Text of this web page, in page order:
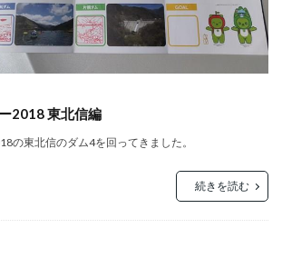
2018 東北信編
の東北信のダム4を回ってきました。
続きを読む